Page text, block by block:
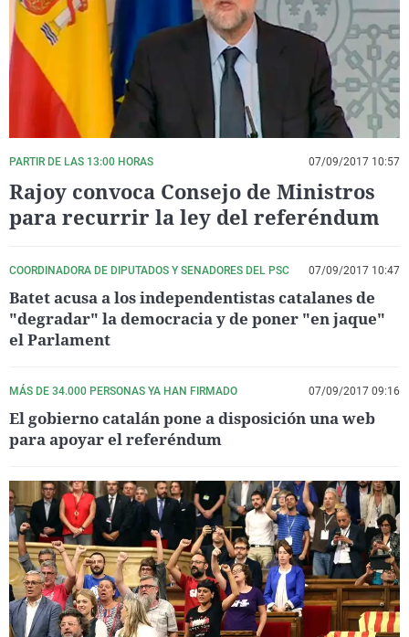
La rosa de los vientos
Gente viajera
Como el perro y el
Caso
Retornados
Equipo de
Operación Viuda
Extremadura
La Rioja
País Vasco
Virales
Televisión
Elecciones
PARTIR DE LAS 13:00 HORAS 07/09/2017 10:57
Rajoy convoca Consejo de Ministros
para recurrir la ley del referéndum
COORDINADORA DE DIPUTADOS Y SENADORES DEL PSC 07/09/2017 10:47
Batet acusa a los independentistas catalanes de
"degradar" la democracia y de poner "en jaque"
el Parlament
MÁS DE 34.000 PERSONAS YA HAN FIRMADO 07/09/2017 09:16
El gobierno catalán pone a disposición una web
para apoyar el referéndum